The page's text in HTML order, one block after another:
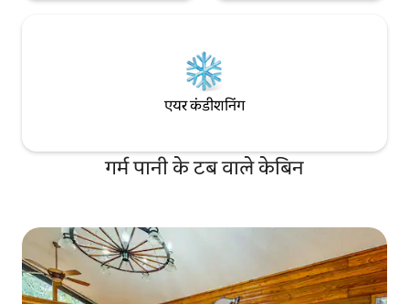
एयर कंडीशनिंग
गर्म पानी के टब वाले केबिन